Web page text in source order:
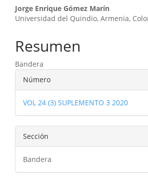
Contenido
principal
del
artículo
Jorge Enrique Gómez Marín
Universidad del Quindio, Armenia,
Resumen
Bandera
Detalles
del
artículo
Número
VOL 24 (3) SUPLEMENTO 3 2020
Sección
Bandera